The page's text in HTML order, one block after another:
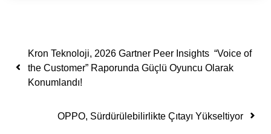
Yazı dolaşımı
Kron Teknoloji, 2026 Gartner Peer Insights “Voice of
the Customer” Raporunda Güçlü Oyuncu Olarak
Konumlandı!
OPPO, Sürdürülebilirlikte Çıtayı Yükseltiyor